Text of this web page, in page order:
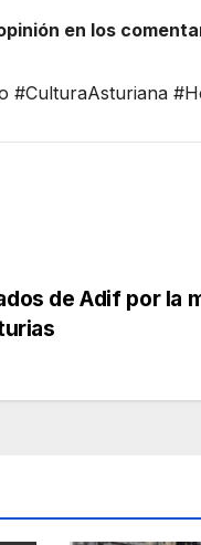
en los
#CulturaAsturiana
de Adif por la